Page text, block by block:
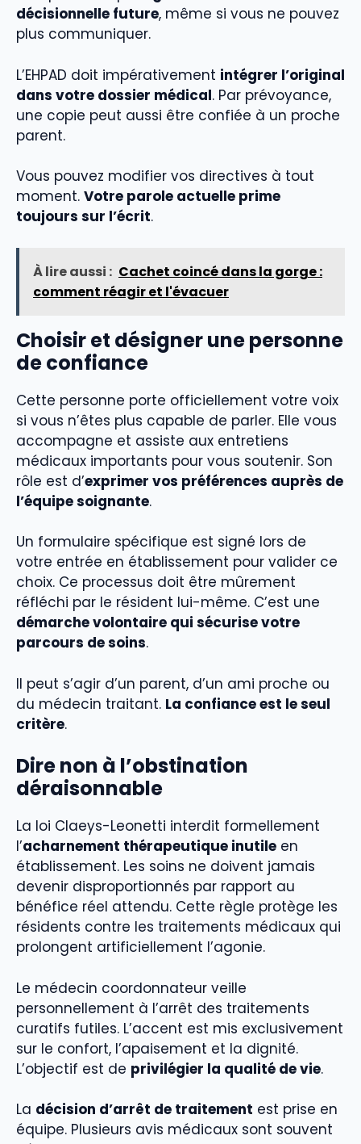
décisionnelle future, même si vous ne pouvez
plus communiquer.
L’EHPAD doit impérativement intégrer l’original
dans votre dossier médical. Par prévoyance,
une copie peut aussi être confiée à un proche
parent.
Vous pouvez modifier vos directives à tout
moment. Votre parole actuelle prime
toujours sur l’écrit.
À lire aussi : Cachet coincé dans la gorge :
comment réagir et l'évacuer
Choisir et désigner une personne
de confiance
Cette personne porte officiellement votre voix
si vous n’êtes plus capable de parler. Elle vous
accompagne et assiste aux entretiens
médicaux importants pour vous soutenir. Son
rôle est d’exprimer vos préférences auprès de
l’équipe soignante.
Un formulaire spécifique est signé lors de
votre entrée en établissement pour valider ce
choix. Ce processus doit être mûrement
réfléchi par le résident lui-même. C’est une
démarche volontaire qui sécurise votre
parcours de soins.
Il peut s’agir d’un parent, d’un ami proche ou
du médecin traitant. La confiance est le seul
critère.
Dire non à l’obstination
déraisonnable
La loi Claeys-Leonetti interdit formellement
l’acharnement thérapeutique inutile en
établissement. Les soins ne doivent jamais
devenir disproportionnés par rapport au
bénéfice réel attendu. Cette règle protège les
résidents contre les traitements médicaux qui
prolongent artificiellement l’agonie.
Le médecin coordonnateur veille
personnellement à l’arrêt des traitements
curatifs futiles. L’accent est mis exclusivement
sur le confort, l’apaisement et la dignité.
L’objectif est de privilégier la qualité de vie.
La décision d’arrêt de traitement est prise en
équipe. Plusieurs avis médicaux sont souvent